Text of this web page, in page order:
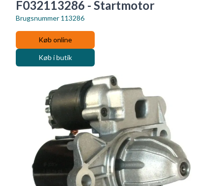
F032113286 - Startmotor
Brugsnummer 113286
Køb online
Køb i butik